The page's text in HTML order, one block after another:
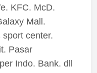
KFC. McD.
Mall.
center.
Pasar
Indo. Bank. dll